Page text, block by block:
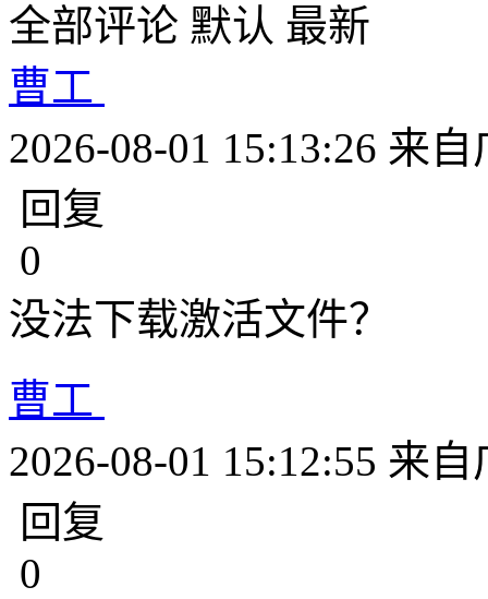
全部评论 默认 最新
曹工
2026-08-01 15:13:26 来自
回复
0
没法下载激活文件？
曹工
2026-08-01 15:12:55 来自
回复
0